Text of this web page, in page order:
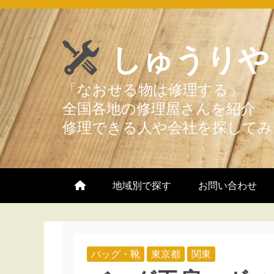
Skip
to
content
しゅうり
地域別で探す お問い合わせ
バッグ・靴 東京都 関東